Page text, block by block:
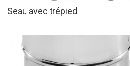
Seau avec trépied